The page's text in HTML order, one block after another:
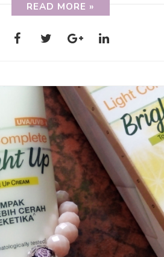
READ MORE »